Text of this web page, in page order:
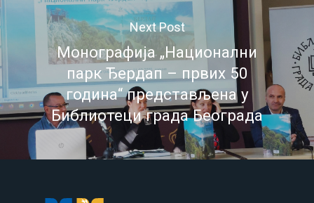
Next Post
Монографија „Национални
парк Ђердап – првих 50
година“ представљена у
Библиотеци града Београда